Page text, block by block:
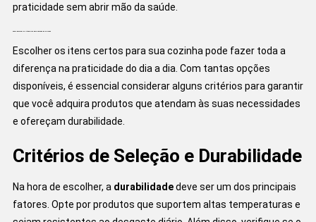
praticidade sem abrir mão da saúde.
Escolher os itens certos para sua cozinha pode fazer toda a
diferença na praticidade do dia a dia. Com tantas opções
disponíveis, é essencial considerar alguns critérios para garantir
que você adquira produtos que atendam às suas necessidades
e ofereçam durabilidade.
Critérios de Seleção e Durabilidade
Na hora de escolher, a durabilidadedeve ser um dos principais
fatores. Opte por produtos que suportem altas temperaturas e